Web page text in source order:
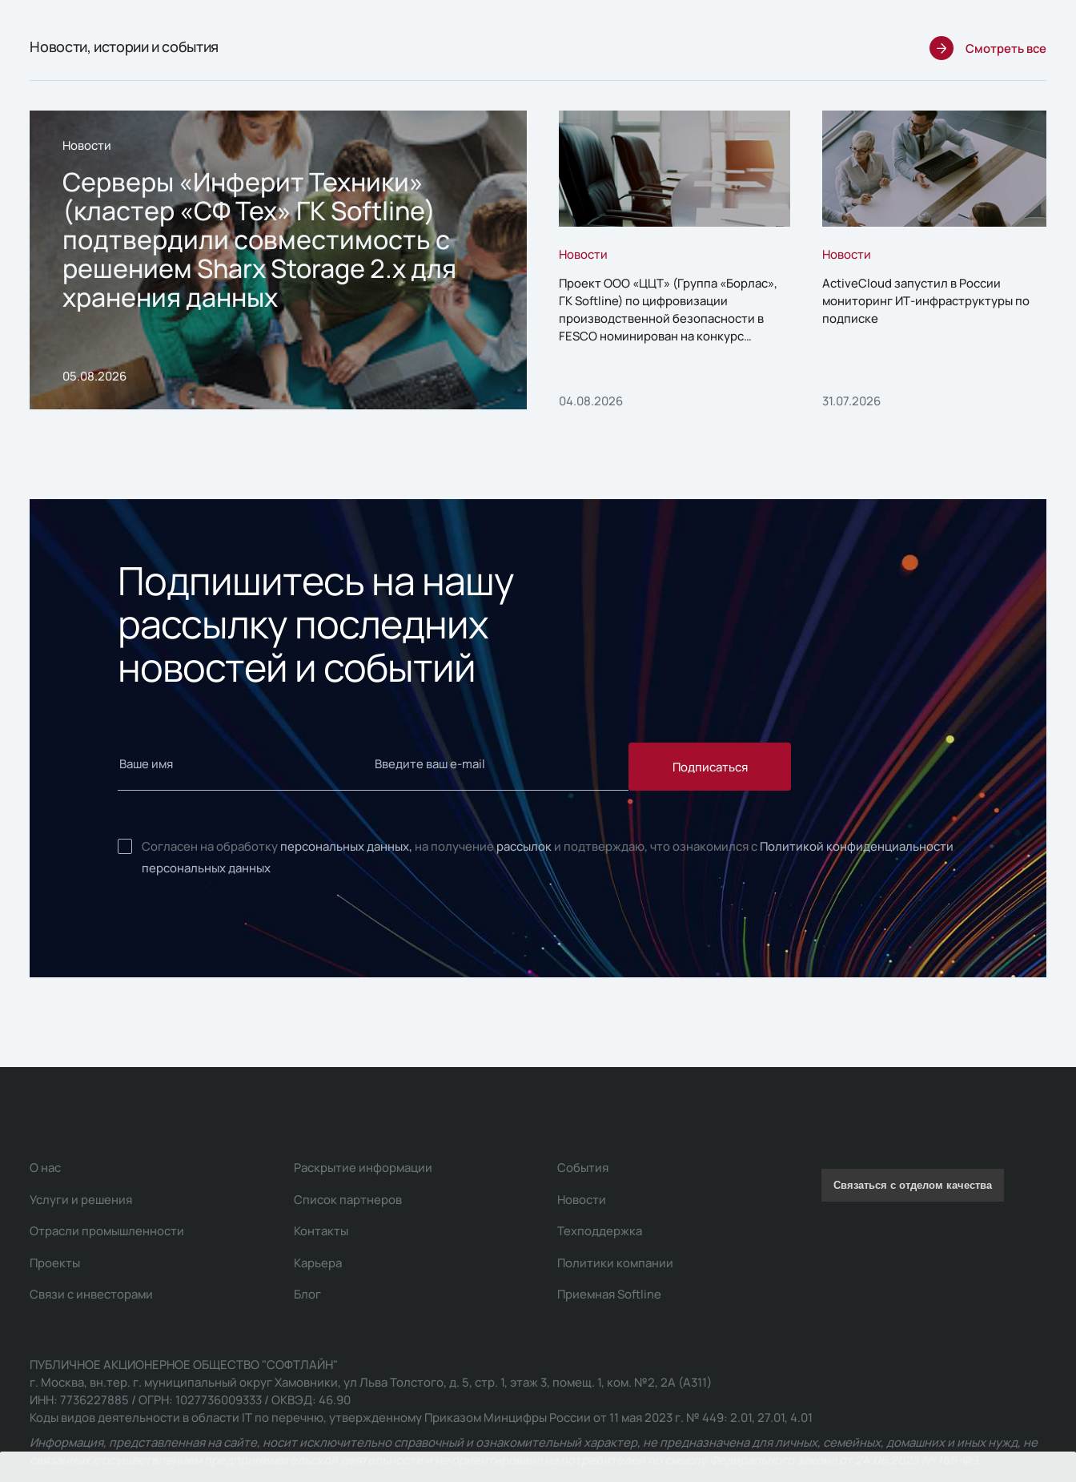
Новости, истории и события Смотреть все
Новости
Серверы «Инферит Техники»
(кластер «СФ Тех» ГК Softline)
подтвердили совместимость с
решением Sharx Storage 2.x для
хранения данных
05.08.2026
Новости
Проект ООО «ЦЦТ» (Группа «Борлас»,
ГК Softline) по цифровизации
производственной безопасности в
FESCO номинирован на конкурс
04.08.2026
Новости
ActiveCloud запустил в России
мониторинг ИТ-инфраструктуры по
подписке
31.07.2026
Подпишитесь на нашу
рассылку последних
новостей и событий
Подписаться
Согласен на обработку персональных данных, на получениерассылок и подтверждаю, что ознакомился с Политикой конфиденциальности
персональных данных
О нас
Услуги и решения
Отрасли промышленности
Проекты
Связи с инвесторами
Раскрытие информации
Список партнеров
Контакты
Карьера
Блог
События
Новости
Техподдержка
Политики компании
Приемная Softline
Связаться с отделом качества
ПУБЛИЧНОЕ АКЦИОНЕРНОЕ ОБЩЕСТВО "СОФТЛАЙН"
г. Москва, вн.тер. г. муниципальный округ Хамовники, ул Льва Толстого, д. 5, стр. 1, этаж 3, помещ. 1, ком. №2, 2А (А311)
ИНН: 7736227885 / ОГРН: 1027736009333 / ОКВЭД: 46.90
Коды видов деятельности в области IT по перечню, утвержденному Приказом Минцифры России от 11 мая 2023 г. № 449: 2.01, 27.01, 4.01
Информация, представленная на сайте, носит исключительно справочный и ознакомительный характер, не предназначена для личных, семейных, домашних и иных нужд, не